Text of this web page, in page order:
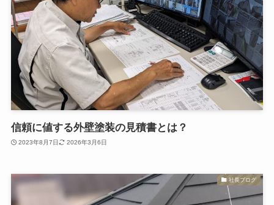
信頼に値する外壁塗装の見積書とは？
2023年8月7日 2026年3月6日
社長ブログ